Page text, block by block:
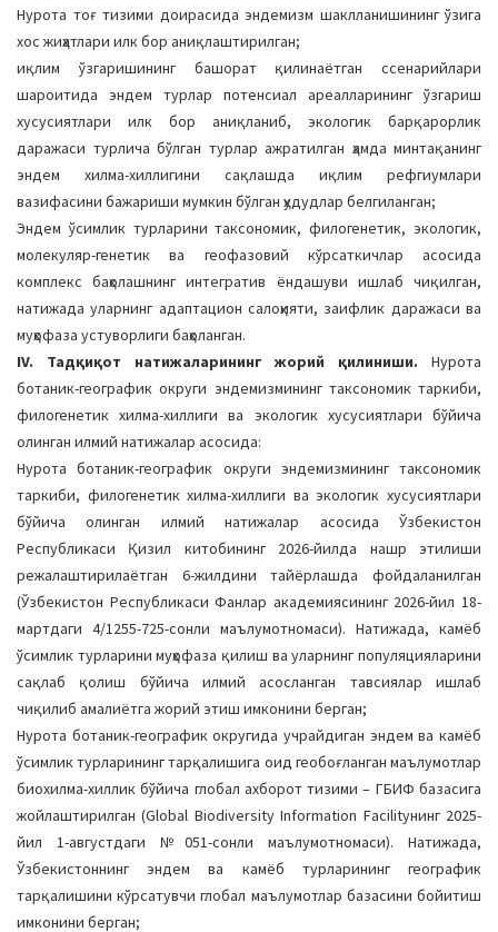
Нурота тоғ тизими доирасида эндемизм шаклланишининг ўзига
хос жиҳатлари илк бор аниқлаштирилган;
иқлим ўзгаришининг башорат қилинаётган ссенарийлари
шароитида эндем турлар потенсиал ареалларининг ўзгариш
хусусиятлари илк бор аниқланиб, экологик барқарорлик
даражаси турлича бўлган турлар ажратилган ҳамда минтақанинг
эндем хилма-хиллигини сақлашда иқлим рефгиумлари
вазифасини бажариши мумкин бўлган ҳудудлар белгиланган;
Эндем ўсимлик турларини таксономик, филогенетик, экологик,
молекуляр-генетик ва геофазовий кўрсаткичлар асосида
комплекс баҳолашнинг интегратив ёндашуви ишлаб чиқилган,
натижада уларнинг адаптацион салоҳияти, заифлик даражаси ва
муҳофаза устуворлиги баҳоланган.
IV. Тадқиқот натижаларининг жорий қилиниши. Нурота
ботаник-географик округи эндемизмининг таксономик таркиби,
филогенетик хилма-хиллиги ва экологик хусусиятлари бўйича
олинган илмий натижалар асосида:
Нурота ботаник-географик округи эндемизмининг таксономик
таркиби, филогенетик хилма-хиллиги ва экологик хусусиятлари
бўйича олинган илмий натижалар асосида Ўзбекистон
Республикаси Қизил китобининг 2026-йилда нашр этилиши
режалаштирилаётган 6-жилдини тайёрлашда фойдаланилган
(Ўзбекистон Республикаси Фанлар академиясининг 2026-йил 18-
мартдаги 4/1255-725-сонли маълумотномаси). Натижада, камёб
ўсимлик турларини муҳофаза қилиш ва уларнинг популяцияларини
сақлаб қолиш бўйича илмий асосланган тавсиялар ишлаб
чиқилиб амалиётга жорий этиш имконини берган;
Нурота ботаник-географик округида учрайдиган эндем ва камёб
ўсимлик турларининг тарқалишига оид геобоғланган маълумотлар
биохилма-хиллик бўйича глобал ахборот тизими – ГБИФ базасига
жойлаштирилган (Global Biodiversity Information Facilityнинг 2025-
йил 1-августдаги №051-сонли маълумотномаси). Натижада,
Ўзбекистоннинг эндем ва камёб турларининг географик
тарқалишини кўрсатувчи глобал маълумотлар базасини бойитиш
имконини берган;